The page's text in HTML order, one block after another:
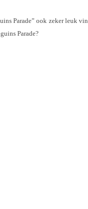
Parade” ook zeker leuk
Parade?